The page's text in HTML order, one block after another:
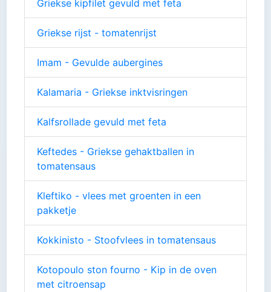
Griekse kipfilet gevuld met feta
Griekse rijst - tomatenrijst
Imam - Gevulde aubergines
Kalamaria - Griekse inktvisringen
Kalfsrollade gevuld met feta
Keftedes - Griekse gehaktballen in
tomatensaus
Kleftiko - vlees met groenten in een
pakketje
Kokkinisto - Stoofvlees in tomatensaus
Kotopoulo ston fourno - Kip in de oven
met citroensap